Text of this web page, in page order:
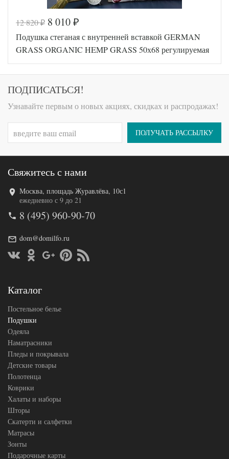
Код товара
Артикул
GG-64120
Плотность
Регулируемая
подушки
68х68
пуходержащий
(Австрия)
Код товара
546-892
Плотность
Регулируемая
подушки
Наполнитель
Конопля /
12 820₽ 8 010 ₽
Подушка стеганая с внутренней вставкой GERMAN
GRASS ORGANIC HEMP GRASS 50х68 регулируемая
ПОДПИСАТЬСЯ!
Узнавайте первым о новых акциях, скидках и распродажах!
ПОЛУЧАТЬ РАССЫЛКУ
Свяжитесь с нами
Москва, площадь Журавлёва, 10с1
ежедневно с 9 до 21
8 (495) 960-90-70
dom@domilfo.ru
Каталог
Постельное белье
Подушки
Одеяла
Наматрасники
Пледы и покрывала
Детские товары
Полотенца
Коврики
Халаты и наборы
Шторы
Скатерти и салфетки
Матрасы
Зонты
Подарочные карты